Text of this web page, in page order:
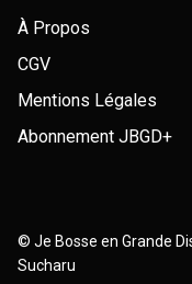
À Propos
CGV
Mentions Légales
Abonnement JBGD+
© Je Bosse en Grande
Sucharu